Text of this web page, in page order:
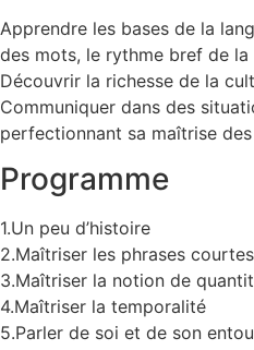
Apprendre les bases de la
des mots, le rythme bref de
Découvrir la richesse de la
Communiquer dans des
perfectionnant sa maîtrise
Programme
1.Un peu d’histoire
2.Maîtriser les phrases
3.Maîtriser la notion de
4.Maîtriser la temporalité
5.Parler de soi et de son